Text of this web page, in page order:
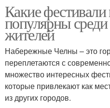
Какие
популярны
жителей
Набережные Челны – это
переплетаются с
множество интересных
которые привлекают как
из других городов.